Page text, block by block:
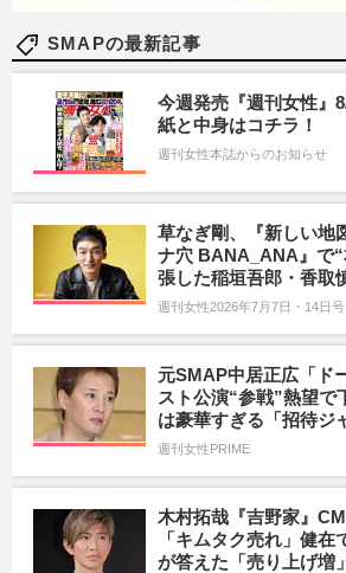
SMAPの最新記事
今週発売『週刊女性』
紙と中身はコチラ！
週刊女性本誌からのお知らせ
草なぎ剛、『新しい地
ナ穴 BANA_ANA』で
張した稲垣吾郎・香取
週刊女性2026年7月7日・14日号
元SMAP中居正広「ド
スト公演“参戦”熱望で
は豪華すぎる「招待ジ
週刊女性PRIME
木村拓哉『吉野家』
「キムタク売れ」健
が答えた「売り上げ増